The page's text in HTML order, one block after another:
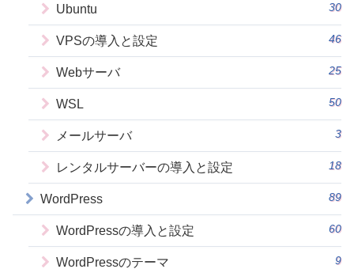
Ubuntu 30
VPSの導入と設定 46
Webサーバ 25
WSL 50
メールサーバ 3
レンタルサーバーの導入と設定 18
WordPress 89
WordPressの導入と設定 60
WordPressのテーマ 9